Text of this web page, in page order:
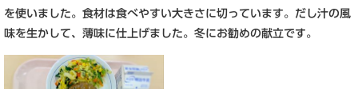
を使いました。食材は食べやすい大きさに切っています。だし汁の風
味を生かして、薄味に仕上げました。冬にお勧めの献立です。